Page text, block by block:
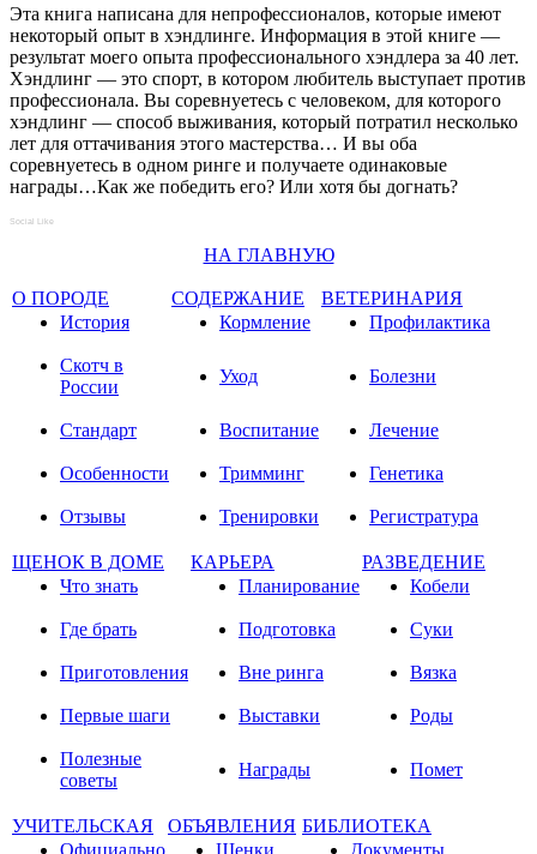
Эта книга написана для непрофессионалов, которые имеют
некоторый опыт в хэндлинге. Информация в этой книге —
результат моего опыта профессионального хэндлера за 40 лет.
Хэндлинг — это спорт, в котором любитель выступает против
профессионала. Вы соревнуетесь с человеком, для которого
хэндлинг — способ выживания, который потратил несколько
лет для оттачивания этого мастерства… И вы оба
соревнуетесь в одном ринге и получаете одинаковые
награды…Как же победить его? Или хотя бы догнать?
Social Like
НА ГЛАВНУЮ
О ПОРОДЕ СОДЕРЖАНИЕ
ВЕТЕРИНАРИЯ
История
Кормление Профилактика
Скотч в
России
Уход Болезни
Стандарт Воспитание Лечение
Особенности Тримминг Генетика
Отзывы Тренировки Регистратура
ЩЕНОК В ДОМЕ КАРЬЕРА
РАЗВЕДЕНИЕ
Что знать
Планирование Кобели
Где брать Подготовка Суки
Приготовления Вне ринга Вязка
Первые шаги Выставки Роды
Полезные
советы
Награды Помет
УЧИТЕЛЬСКАЯ ОБЪЯВЛЕНИЯ БИБЛИОТЕКА